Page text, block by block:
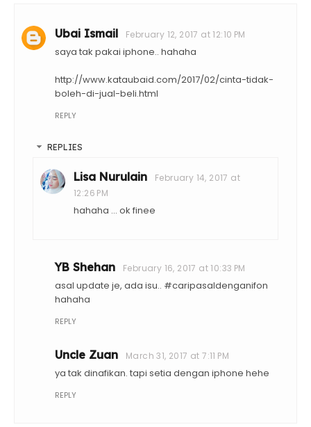
Ubai Ismail February 12, 2017 at 12:10 PM
saya tak pakai iphone.. hahaha
http://www.kataubaid.com/2017/02/cinta-tidak-
boleh-di-jual-beli.html
REPLY
REPLIES
Lisa Nurulain
February 14, 2017 at
12:26 PM
hahaha ... ok finee
YB Shehan February 16, 2017 at 10:33 PM
asal update je, ada isu.. #caripasaldenganifon
hahaha
REPLY
Uncle Zuan March 31, 2017 at 7:11 PM
ya tak dinafikan. tapi setia dengan iphone hehe
REPLY